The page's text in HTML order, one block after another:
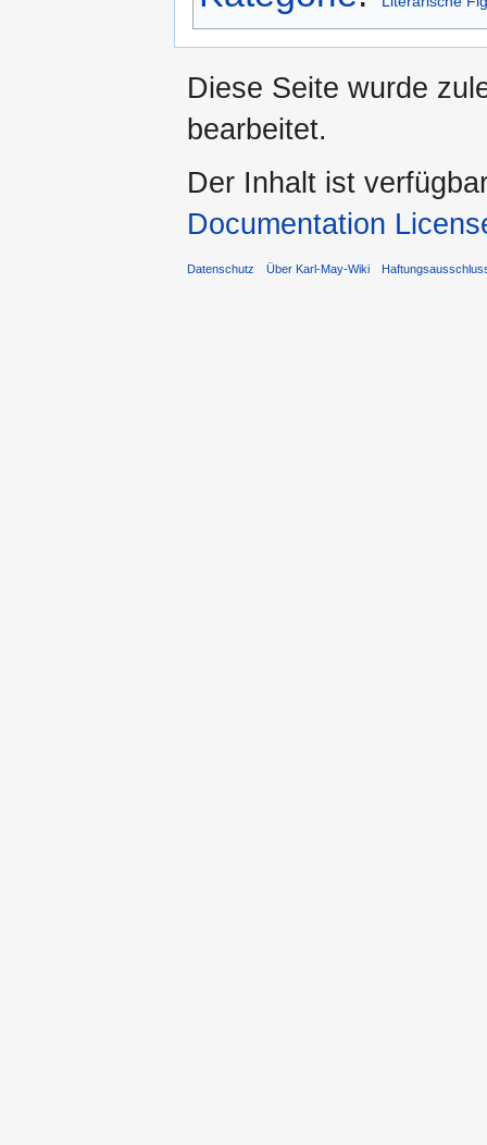
Diese Seite wurde
bearbeitet.
Der Inhalt ist
Documentation
Datenschutz Über Karl-May-Wiki